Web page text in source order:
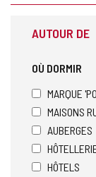
AUTOUR DE
OÙ DORMIR
MARQUE
MAISONS
AUBERGES
HÔTELS